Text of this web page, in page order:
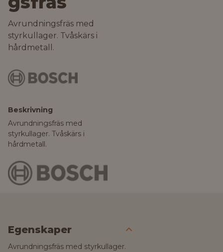
Avrundningsfräs med
styrkullager. Tvåskärs i
hårdmetall.
Beskrivning
Avrundningsfräs med
styrkullager. Tvåskärs i
hårdmetall.
Egenskaper
Avrundningsfräs med styrkullager.